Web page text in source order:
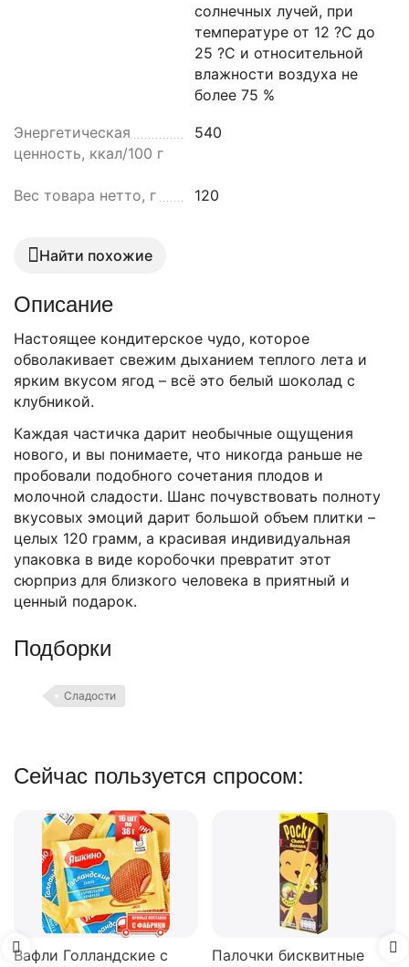
солнечных лучей, при
температуре от 12 ?С до
25 ?С и относительной
влажности воздуха не
более 75 %
Энергетическая
ценность, ккал/100 г
540
Вес товара нетто, г 120
Найти похожие
Описание
Настоящее кондитерское чудо, которое
обволакивает свежим дыханием теплого лета и
ярким вкусом ягод – всё это белый шоколад с
клубникой.
Каждая частичка дарит необычные ощущения
нового, и вы понимаете, что никогда раньше не
пробовали подобного сочетания плодов и
молочной сладости. Шанс почувствовать полноту
вкусовых эмоций дарит большой объем плитки –
целых 120 грамм, а красивая индивидуальная
упаковка в виде коробочки превратит этот
сюрприз для близкого человека в приятный и
ценный подарок.
Подборки
Сладости
Сейчас пользуется спросом:
с
Палочки бисквитные
Вафли Коровка, c
шоколадной
150 г
В наличии
74.00₽